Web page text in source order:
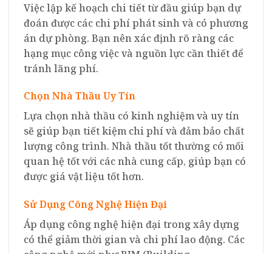
Việc lập kế hoạch chi tiết từ đầu giúp bạn dự
đoán được các chi phí phát sinh và có phương
án dự phòng. Bạn nên xác định rõ ràng các
hạng mục công việc và nguồn lực cần thiết để
tránh lãng phí.
Chọn Nhà Thầu Uy Tín
Lựa chọn nhà thầu có kinh nghiệm và uy tín
sẽ giúp bạn tiết kiệm chi phí và đảm bảo chất
lượng công trình. Nhà thầu tốt thường có mối
quan hệ tốt với các nhà cung cấp, giúp bạn có
được giá vật liệu tốt hơn.
Sử Dụng Công Nghệ Hiện Đại
Áp dụng công nghệ hiện đại trong xây dựng
có thể giảm thời gian và chi phí lao động. Các